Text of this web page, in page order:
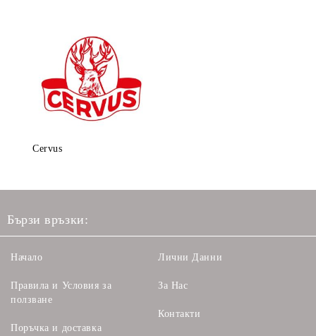
Cervus
Бързи връзки:
Начало
Правила и Условия за
ползване
Поръчка и доставка
Лични Данни
За Нас
Контакти